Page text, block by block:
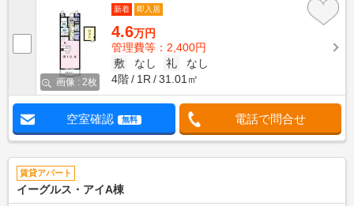
画像 : 2枚
新着 即入居
4.6万円
管理費等：2,400円
敷
なし 礼
なし
4階
1R 31.01㎡
空室確認 無料 電話で問合せ
賃貸アパート
イーグルス・アイA棟